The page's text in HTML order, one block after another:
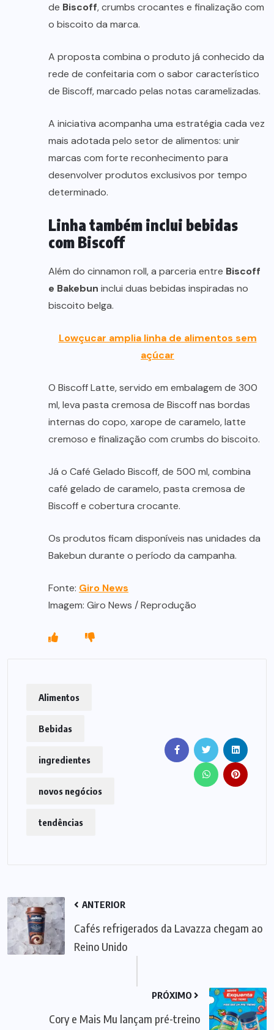
de Biscoff, crumbs crocantes e finalização com
o biscoito da marca.
A proposta combina o produto já conhecido da
rede de confeitaria com o sabor característico
de Biscoff, marcado pelas notas caramelizadas.
A iniciativa acompanha uma estratégia cada vez
mais adotada pelo setor de alimentos: unir
marcas com forte reconhecimento para
desenvolver produtos exclusivos por tempo
determinado.
Linha também inclui bebidas
com Biscoff
Além do cinnamon roll, a parceria entre Biscoff
e Bakebun inclui duas bebidas inspiradas no
biscoito belga.
Lowçucar amplia linha de alimentos sem
açúcar
O Biscoff Latte, servido em embalagem de 300
ml, leva pasta cremosa de Biscoff nas bordas
internas do copo, xarope de caramelo, latte
cremoso e finalização com crumbs do biscoito.
Já o Café Gelado Biscoff, de 500 ml, combina
café gelado de caramelo, pasta cremosa de
Biscoff e cobertura crocante.
Os produtos ficam disponíveis nas unidades da
Bakebun durante o período da campanha.
Fonte: Giro News
Imagem: Giro News / Reprodução
Alimentos
Bebidas
ingredientes
novos negócios
tendências
ANTERIOR
Cafés refrigerados da Lavazza chegam ao
Reino Unido
PRÓXIMO
Cory e Mais Mu lançam pré-treino